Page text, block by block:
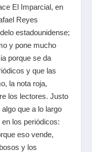
El Imparcial, en
Reyes
estadounidense;
y pone mucho
porque se da
y que las
la nota roja,
los lectores. Justo
que a lo largo
los periódicos:
eso vende,
y los